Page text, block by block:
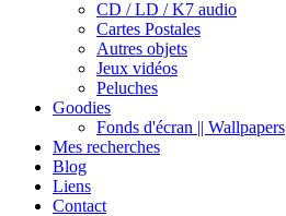
CD / LD / K7 audio
Cartes Postales
Autres objets
Jeux vidéos
Peluches
Goodies
Fonds d'écran || Wallpapers
Mes recherches
Blog
Liens
Contact